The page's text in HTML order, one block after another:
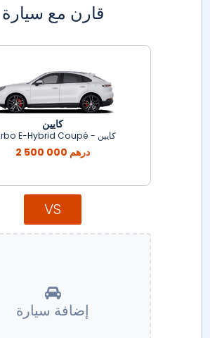
قارن مع سيارة
كايين
كايين - Turbo E-Hybrid Coupé
2 500 000 درهم
VS
إضافة سيارة